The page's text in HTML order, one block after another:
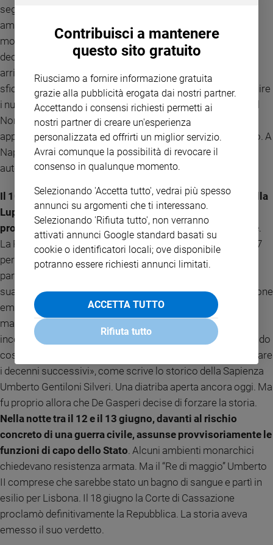
seguirono con attenzione quell’evento spartiacque: gli
americani erano per la Repubblica, gli inglesi per la
monarchia. Quel giorno il New York Times titola: «L’Italia
decide oggi. La gloria delle donne al primo voto». Quando
arrivano i primi dati dal Sud, i monarchici esultano: Napoli
sfiorava l’80 per cento per il Re. Ma poi cominciano ad affluire
i numeri del Nord: Emilia, Toscana, Lombardia, Piemonte. Il
Nord della Resistenza. Una valanga repubblicana. L’Italia
appare spaccata in due. Per giorni il Paese rimase sospeso. A
Napoli esplosero scontri violenti, con morti e feriti. Le
autoblindo correvano nelle strade tra i cortei contrapposti.
Il 10 giugno a Montecitorio, in un’affollatissima Sala della
Lupa, il presidente della Cassazione Giuseppe Pagano
pronuncia quasi frettolosamente la dichiarazione finale
La Repubblica ottiene 12 milioni e 700 mila voti, pari al 54,27
per cento dei voti validi, la monarchia 10 milioni e 700 mila,
pari al 45,73. Come ha ormai accertato la storiografia, fu la
sua incauta dichiarazione conclusiva («la Corte di Cassazione
emetterà in altra adunanza i risultati coi dati delle sezioni
mancanti») a essere «strumentalmente utilizzata dagli
incontrollati e ripetuti richiami su presunti brogli, alimentando
così un racconto alternativo che si spinge fino ad attraversare
i decenni successivi», come scrive lo storico della Sapienza
Umberto Gentiloni Silveri. Una diatriba aperta ancora oggi. Ma
fu proprio allora che De Gasperi decise di forzare la storia.
Nella notte tra il 12 e il 13 giugno, davanti al rischio
concreto di una guerra civile, assunse provvisoriamente le
funzioni di capo dello Stato . Alcuni ambienti monarchici
chiedevano resistenza armata. Ma il “Re di maggio” Umberto
II comprese che sarebbe stato un bagno di sangue e partì in
esilio per Lisbona. Il 18 giugno la Corte di Cassazione
proclamò definitivamente la Repubblica. La storia aveva
emesso il suo verdetto.
Contribuisci a mantenere
questo sito gratuito
Riusciamo a fornire informazione gratuita
grazie alla pubblicità erogata dai nostri partner.
Accettando i consensi richiesti permetti ai
nostri partner di creare un'esperienza
personalizzata ed offrirti un miglior servizio.
Avrai comunque la possibilità di revocare il
consenso in qualunque momento.
Selezionando 'Accetta tutto', vedrai più spesso
annunci su argomenti che ti interessano.
Selezionando 'Rifiuta tutto', non verranno
attivati annunci Google standard basati su
cookie o identificatori locali; ove disponibile
potranno essere richiesti annunci limitati.
ACCETTA TUTTO
Rifiuta tutto